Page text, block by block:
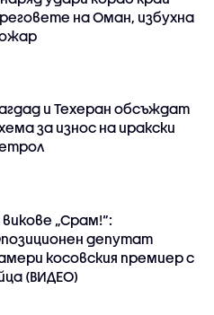
на Оман, избухна
и Техеран обсъждат
за износ на иракски
„Срам!“:
депутат
косовския премиер с
(ВИДЕО)